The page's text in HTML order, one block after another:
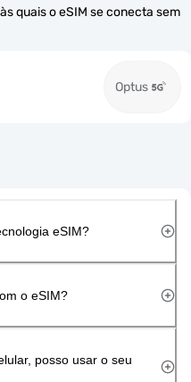
quais o eSIM se conecta sem
Optus
eSIM?
o eSIM?
posso usar o seu